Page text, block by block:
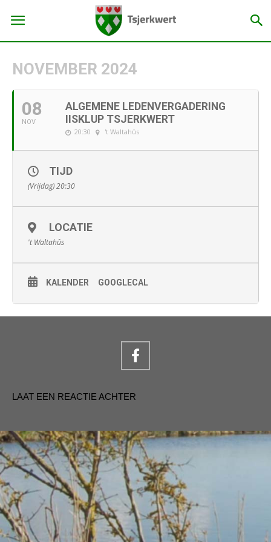
NOVEMBER 2024
08
NOV
ALGEMENE LEDENVERGADERING
IISKLUP TSJERKWERT
20:30 't Waltahûs
TIJD
(Vrijdag) 20:30
LOCATIE
't Waltahûs
KALENDER GOOGLECAL
LAAT EEN REACTIE ACHTER